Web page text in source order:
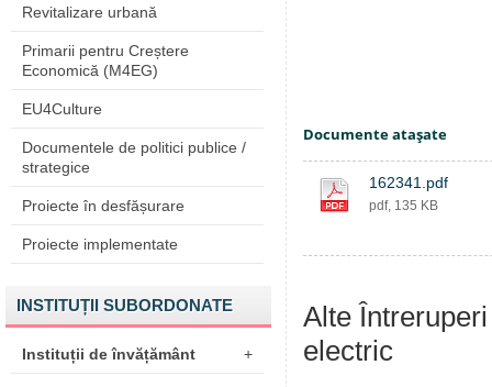
Revitalizare urbană
Primarii pentru Creștere
Economică (M4EG)
EU4Culture
Documentele de politici publice /
strategice
Proiecte în desfășurare
Proiecte implementate
INSTITUȚII SUBORDONATE
Instituții de învățământ +
Documente ataşate
162341.pdf
pdf, 135 KB
Alte
electric